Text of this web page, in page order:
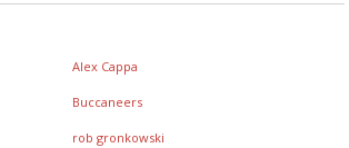
Alex Cappa
Buccaneers
rob gronkowski